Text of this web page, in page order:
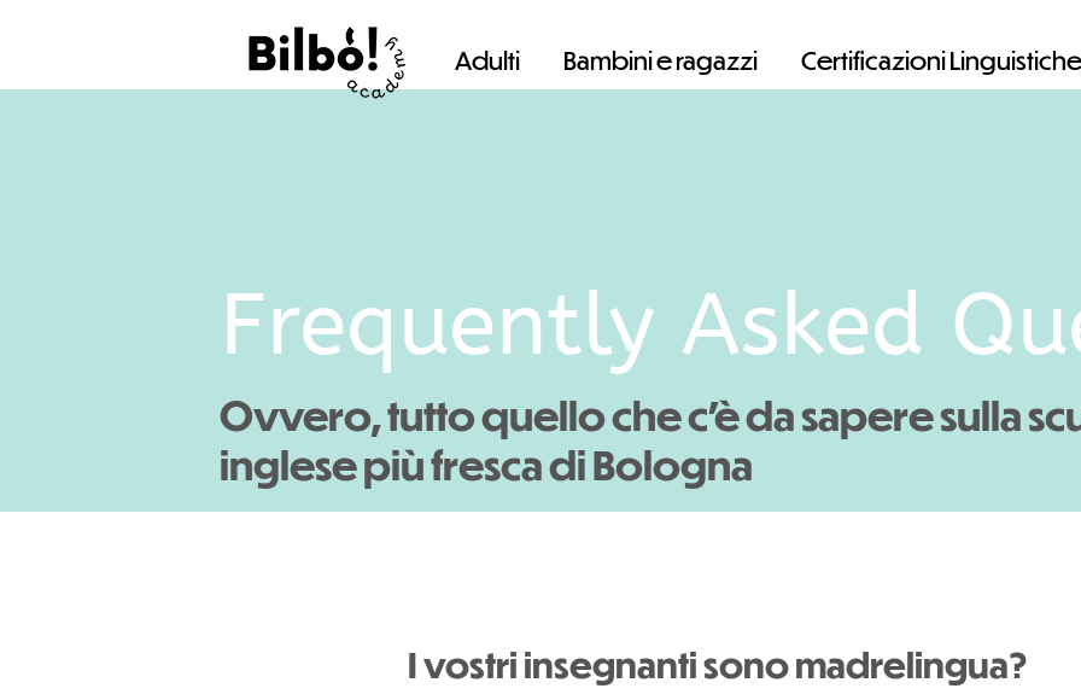
Adulti Bambini e ragazzi Certificazioni Linguistiche
Frequently Asked
Ovvero, tutto quello che c'è da sapere sulla
inglese più fresca di Bologna
I vostri insegnanti sono madrelingua?